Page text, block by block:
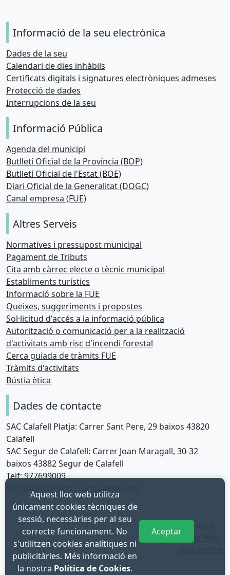
Informació de la seu electrònica
Dades de la seu
Calendari de dies inhàbils
Certificats digitals i signatures electròniques admeses
Protecció de dades
Interrupcions de la seu
Informació Pública
Agenda del municipi
Butlletí Oficial de la Província (BOP)
Butlletí Oficial de l'Estat (BOE)
Diari Oficial de la Generalitat (DOGC)
Canal empresa (FUE)
Altres Serveis
Normatives i pressupost municipal
Pagament de Tributs
Cita amb càrrec electe o tècnic municipal
Establiments turístics
Informació sobre la FUE
Queixes, suggeriments i propostes
Sol·licitud d'accés a la informació pública
Autorització o comunicació per a la realització
d'activitats amb risc d'incendi forestal
Cerca guiada de tràmits FUE
Tràmits d'activitats
Bústia ètica
Dades de contacte
SAC Calafell Platja: Carrer Sant Pere, 29 baixos 43820
Calafell
SAC Segur de Calafell: Carrer Joan Maragall, 30-32
baixos 43882 Segur de Calafell
Telf: 977699009
Avís legal
Mapa Web
Aquest lloc web utilitza
únicament cookies tècniques de
sessió, necessàries per al seu
correcte funcionament. No
s'utilitzen cookies analítiques ni
publicitàries. Més informació en
la nostra Política de Cookies.
Aceptar